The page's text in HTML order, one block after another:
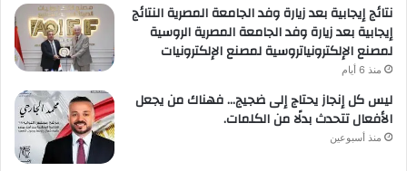
نتائج إيجابية بعد زيارة وفد الجامعة المصرية النتائج
إيجابية بعد زيارة وفد الجامعة المصرية الروسية
لمصنع الإلكترونياتروسية لمصنع الإلكترونيات
منذ 6 أيام
ليس كل إنجاز يحتاج إلى ضجيج… فهناك من يجعل
الأفعال تتحدث بدلًا من الكلمات.
منذ أسبوعين